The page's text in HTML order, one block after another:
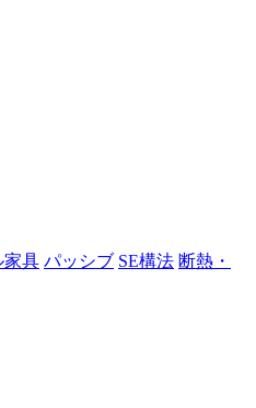
家具 パッシブ SE構法 断熱・